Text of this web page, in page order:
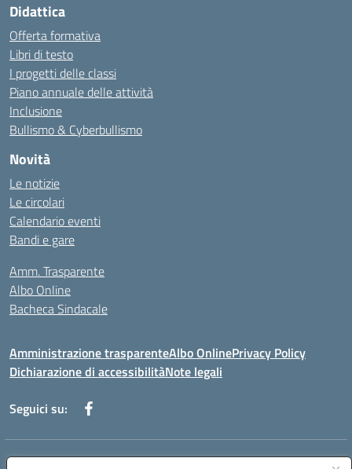
Didattica
Offerta formativa
Libri di testo
I progetti delle classi
Piano annuale delle attività
Inclusione
Bullismo & Cyberbullismo
Novità
Le notizie
Le circolari
Calendario eventi
Bandi e gare
Amm. Trasparente
Albo Online
Bacheca Sindacale
Amministrazione trasparenteAlbo OnlinePrivacy Policy
Dichiarazione di accessibilitàNote legali
Seguici su:
Indirizzo: